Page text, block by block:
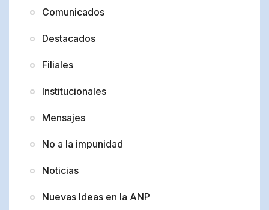
Comunicados
Destacados
Filiales
Institucionales
Mensajes
No a la impunidad
Noticias
Nuevas Ideas en la ANP